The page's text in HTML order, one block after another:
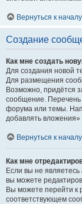
Вернуться к началу
Создание
Как мне создать
Для создания новой
Для размещения
Возможно, придётся
сообщение. Перечень
форума или темы.
добавлять вложения»
Вернуться к началу
Как мне
Если вы не
вы можете
Вы можете перейти к
соответствующем